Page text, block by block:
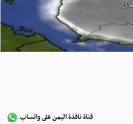
قناة نافذة اليمن على واتساب